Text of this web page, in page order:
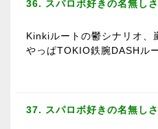
36. スパロボ好きの名無し
Kinkiルートの鬱シナリオ、
やっぱTOKIO鉄腕DASHル
37. スパロボ好きの名無し